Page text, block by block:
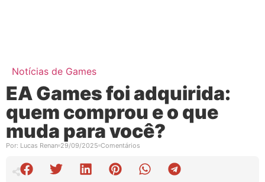
Notícias de Games
EA Games foi adquirida:
quem comprou e o que
muda para você?
Por: Lucas Renan 29/09/2025 Comentários